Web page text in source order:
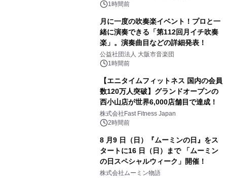
1時間前
月に一度の吹奏楽イベント！プロと一
緒に演奏できる「第112回月イチ吹奏
楽」。演奏曲目などの詳細発表！
公益社団法人 大阪市音楽団
1時間前
【エニタイムフィットネス 国内の会員
数120万人突破】グランドオープンの
西小山店が世界6,000店舗目で達成！
株式会社Fast Fitness Japan
2時間前
8 月9 日（日）『ムーミンの日』をス
タートに16 日（日）まで 「ムーミン
の日スペシャルウィーク」開催！
株式会社ムーミン物語